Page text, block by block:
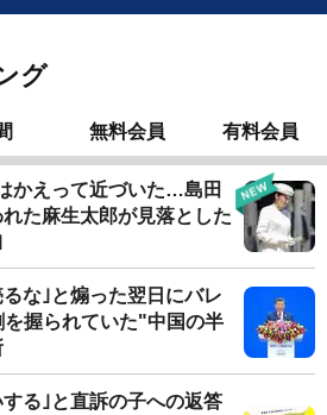
グ
無料会員 有料会員
かえって近づいた…島田
た麻生太郎が見落とした
な｣と煽った翌日にバレ
握られていた"中国の半
る｣と直訴の子への返答